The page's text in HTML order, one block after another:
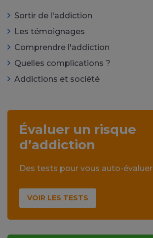
Sortir de l'addiction
Les témoignages
Comprendre l'addiction
Quelles complications ?
Addictions et société
Évaluer un risque
d’addiction
Des tests pour vous auto-évaluer
VOIR LES TESTS